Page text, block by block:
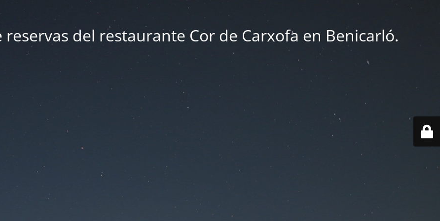
del restaurante Cor de Carxofa en Benicarló.